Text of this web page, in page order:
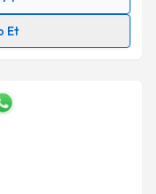
Et
bilgilendireceğiz.